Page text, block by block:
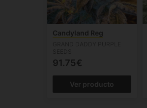
Candyland Reg
91.75€
Ver producto